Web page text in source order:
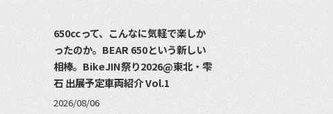
650ccって、こんなに気軽で楽しか
ったのか。BEAR 650という新しい
相棒。BikeJIN祭り2026@東北・雫
石 出展予定車両紹介 Vol.1
2026/08/06